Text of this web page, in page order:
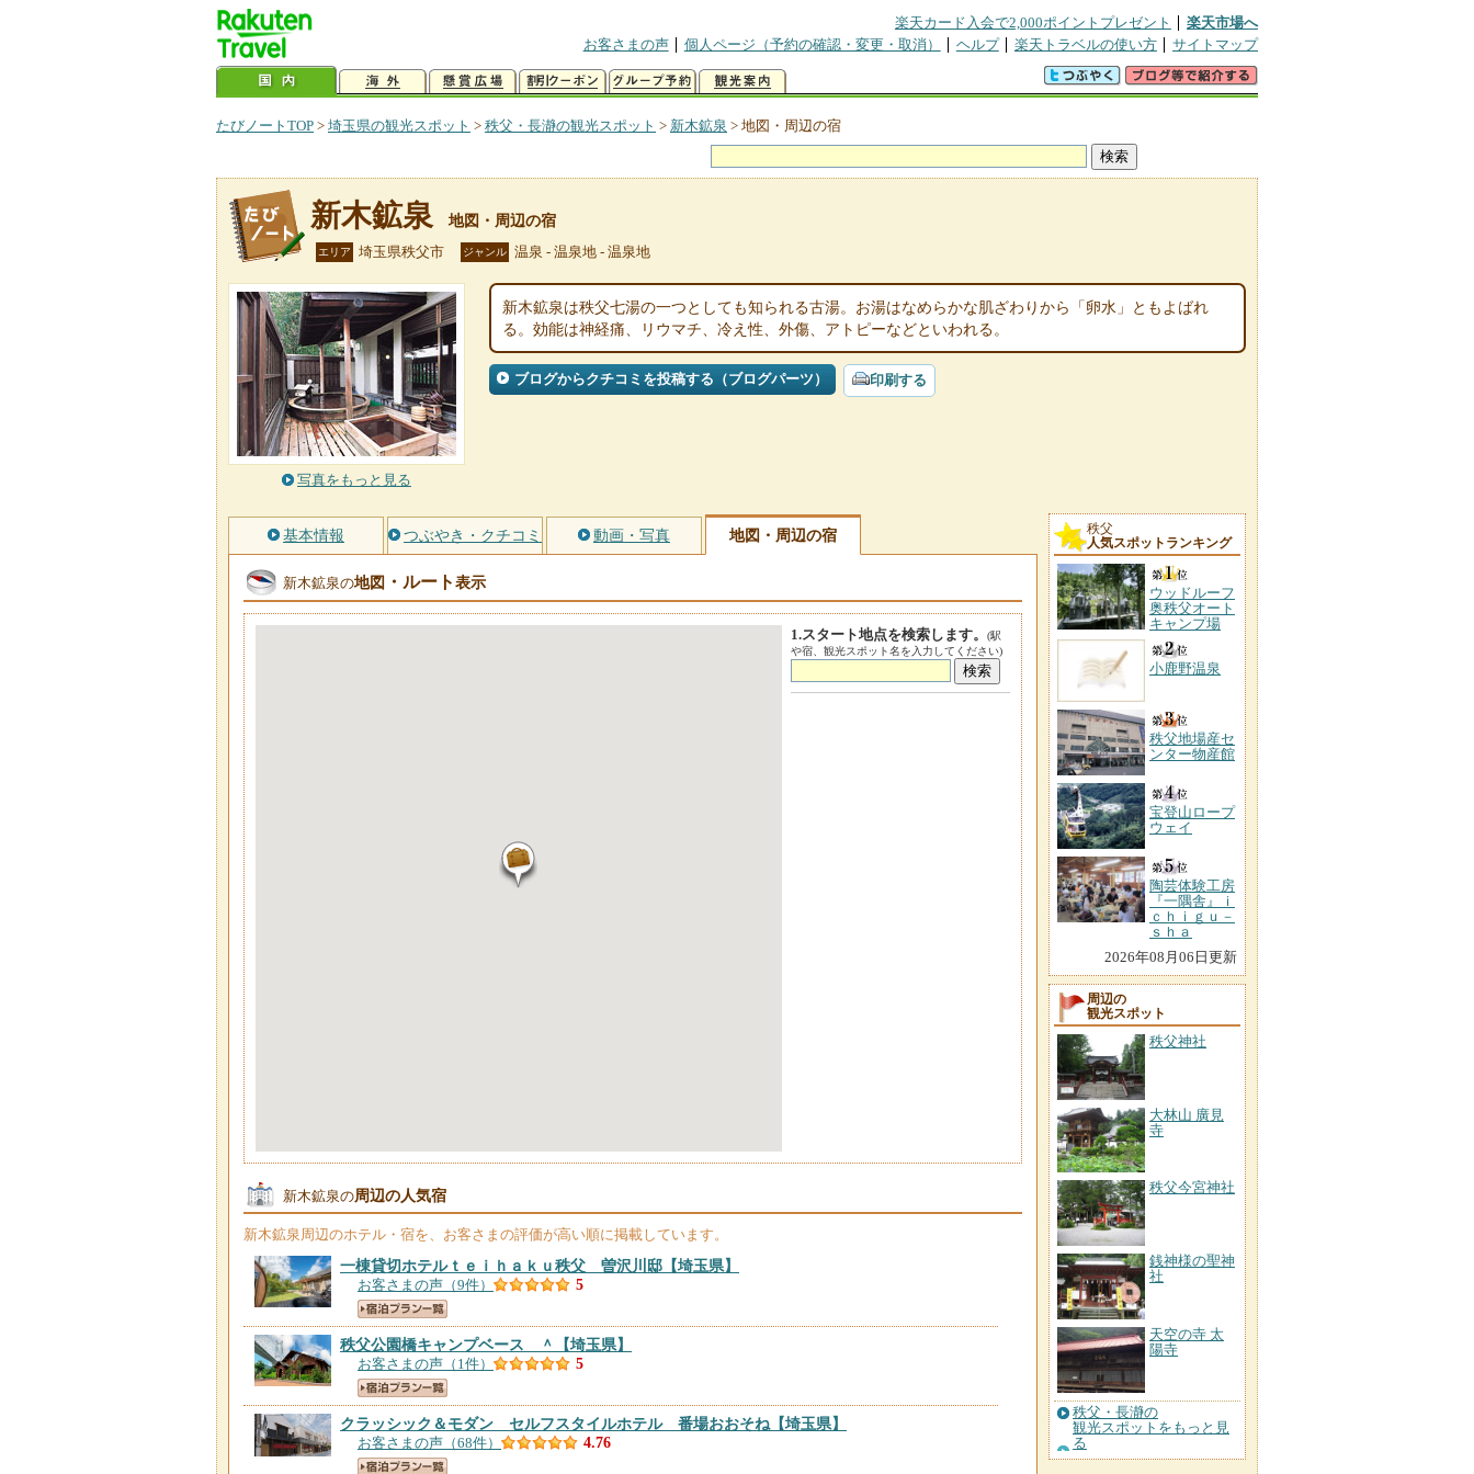
楽天カード入会で2,000ポイントプレゼント
楽天市場へ
お客さまの声
個人ページ（予約の確認・変更・取消） ヘルプ 楽天トラベルの使い方 サイトマップ
たびノートTOP > 埼玉県の観光スポット > 秩父・長瀞の観光スポット > 新木鉱泉 > 地図・周辺の宿
新木鉱泉 地図・周辺の宿
エリア 埼玉県秩父市 ジャンル 温泉 - 温泉地 - 温泉地
写真をもっと見る
新木鉱泉は秩父七湯の一つとしても知られる古湯。お湯はなめらかな肌ざわりから「卵水」ともよばれ
る。効能は神経痛、リウマチ、冷え性、外傷、アトピーなどといわれる。
ブログからクチコミを投稿する（ブログパーツ） 印刷する
基本情報 つぶやき・クチコミ 動画・写真 地図・周辺の宿
新木鉱泉の地図 ・ルート表示
1.スタート地点を検索します。
(駅
や宿、観光スポット名を入力してください)
新木鉱泉の周辺の人気宿
新木鉱泉周辺のホテル・宿を、お客さまの評価が高い順に掲載しています。
一棟貸切ホテルｔｅｉｈａｋｕ秩父 曽沢川邸 【埼玉県】
お客さまの声（9件） 5
秩父公園橋キャンプベース ＾ 【埼玉県】
お客さまの声（1件） 5
クラッシック＆モダン セルフスタイルホテル 番場おおそね 【埼玉県】
お客さまの声（68件） 4.76
秩父
人気スポットランキング
ウッドルーフ
奥秩父オート
キャンプ場
小鹿野温泉
秩父地場産セ
ンター物産館
宝登山ロープ
ウェイ
陶芸体験工房
『一隅舎』ｉ
ｃｈｉｇｕ－
ｓｈａ
2026年08月06日更新
周辺の
観光スポット
秩父神社
大林山 廣見
寺
秩父今宮神社
銭神様の聖神
社
天空の寺 太
陽寺
秩父・長瀞の
観光スポットをもっと見
る